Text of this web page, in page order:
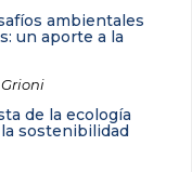
ambientales
un aporte a la
de la ecología
sostenibilidad